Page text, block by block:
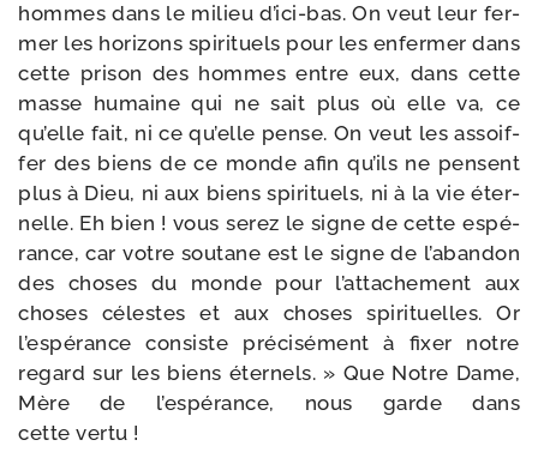
hommes dans le milieu d’ici-bas. On veut leur fer­
mer les hori­zons spi­ri­tuels pour les enfer­mer dans
cette pri­son des hommes entre eux, dans cette
masse humaine qui ne sait plus où elle va, ce
qu’elle fait, ni ce qu’elle pense. On veut les assoif­
fer des biens de ce monde afin qu’ils ne pensent
plus à Dieu, ni aux biens spi­ri­tuels, ni à la vie éter­
nelle. Eh bien ! vous serez le signe de cette espé­
rance, car votre sou­tane est le signe de l’abandon
des choses du monde pour l’attachement aux
choses célestes et aux choses spi­ri­tuelles. Or
l’espérance consiste pré­ci­sé­ment à fixer notre
regard sur les biens éter­nels. » Que Notre Dame,
Mère de l’espérance, nous garde dans
cette vertu !